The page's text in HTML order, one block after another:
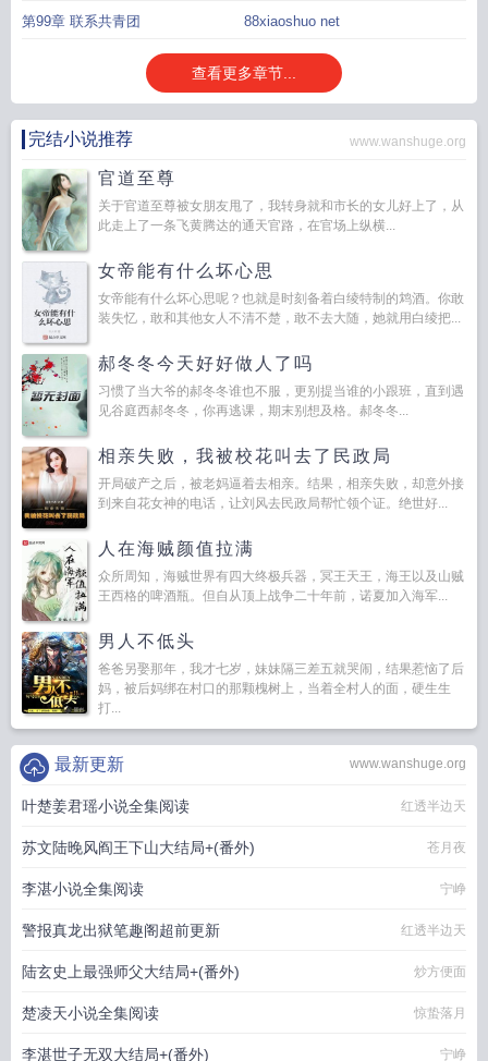
第99章 联系共青团 88xiaoshuo net
查看更多章节...
完结小说推荐 www.wanshuge.org
官道至尊
关于官道至尊被女朋友甩了，我转身就和市长的女儿好上了，从
此走上了一条飞黄腾达的通天官路，在官场上纵横...
女帝能有什么坏心思
女帝能有什么坏心思呢？也就是时刻备着白绫特制的鸩酒。你敢
装失忆，敢和其他女人不清不楚，敢不去大随，她就用白绫把...
郝冬冬今天好好做人了吗
习惯了当大爷的郝冬冬谁也不服，更别提当谁的小跟班，直到遇
见谷庭西郝冬冬，你再逃课，期末别想及格。郝冬冬...
相亲失败，我被校花叫去了民政局
开局破产之后，被老妈逼着去相亲。结果，相亲失败，却意外接
到来自花女神的电话，让刘风去民政局帮忙领个证。绝世好...
人在海贼颜值拉满
众所周知，海贼世界有四大终极兵器，冥王天王，海王以及山贼
王西格的啤酒瓶。但自从顶上战争二十年前，诺夏加入海军...
男人不低头
爸爸另娶那年，我才七岁，妹妹隔三差五就哭闹，结果惹恼了后
妈，被后妈绑在村口的那颗槐树上，当着全村人的面，硬生生
打...
www.wanshuge.org
最新更新
叶楚姜君瑶小说全集阅读 红透半边天
苏文陆晚风阎王下山大结局+(番外) 苍月夜
李湛小说全集阅读 宁峥
警报真龙出狱笔趣阁超前更新 红透半边天
陆玄史上最强师父大结局+(番外) 炒方便面
楚凌天小说全集阅读 惊蛰落月
李湛世子无双大结局+(番外) 宁峥